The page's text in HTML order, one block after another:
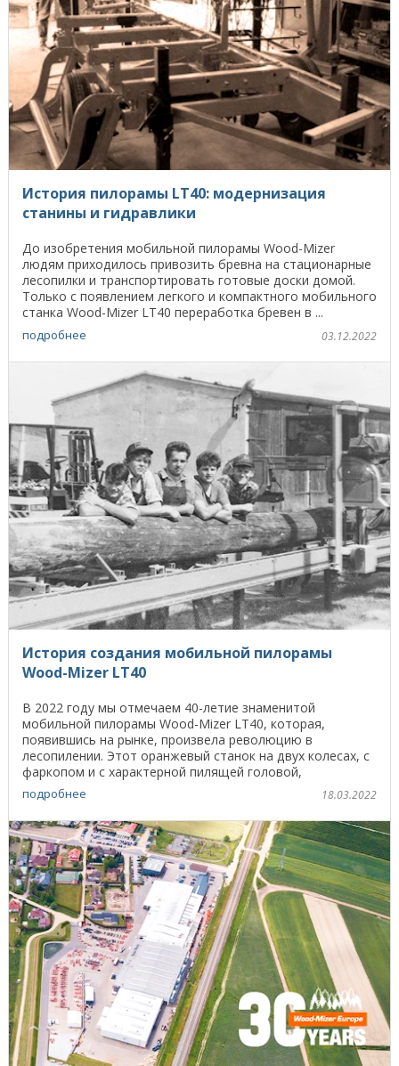
История пилорамы LT40: модернизация
станины и гидравлики
До изобретения мобильной пилорамы Wood-Mizer
людям приходилось привозить бревна на стационарные
лесопилки и транспортировать готовые доски домой.
Только с появлением легкого и компактного мобильного
станка Wood-Mizer LT40 переработка бревен в ...
подробнее 03.12.2022
История создания мобильной пилорамы
Wood-Mizer LT40
В 2022 году мы отмечаем 40-летие знаменитой
мобильной пилорамы Wood-Mizer LT40, которая,
появившись на рынке, произвела революцию в
лесопилении. Этот оранжевый станок на двух колесах, с
фаркопом и с характерной пилящей головой,
подвешенной как ...
подробнее 18.03.2022